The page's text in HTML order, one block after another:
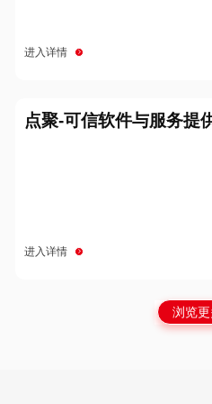
进入详情
点聚-可信软件与服务提
进入详情
浏览更